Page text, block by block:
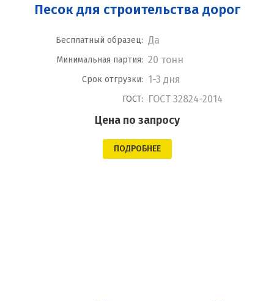
Песок для строительства дорог
Бесплатный образец: Да
Минимальная партия: 20 тонн
Срок отгрузки: 1-3 дня
ГОСТ: ГОСТ 32824-2014
Цена по запросу
ПОДРОБНЕЕ